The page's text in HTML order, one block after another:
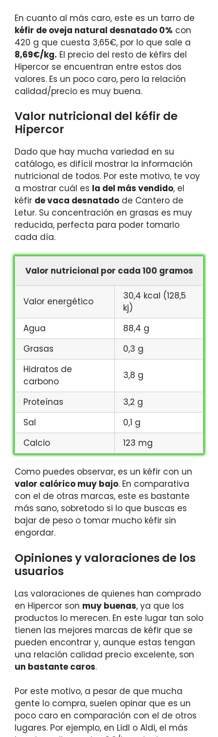
En cuanto al más caro, este es un tarro de
kéfir de oveja natural desnatado 0% con
420 g que cuesta 3,65€, por lo que sale a
8,69€/kg. El precio del resto de kéfirs del
Hipercor se encuentran entre estos dos
valores. Es un poco caro, pero la relación
calidad/precio es muy buena.
Valor nutricional del kéfir de
Hipercor
Dado que hay mucha variedad en su
catálogo, es difícil mostrar la información
nutricional de todos. Por este motivo, te voy
a mostrar cuál es la del más vendido, el
kéfir de vaca desnatado de Cantero de
Letur. Su concentración en grasas es muy
reducida, perfecta para poder tomarlo
cada día.
Valor nutricional por cada 100 gramos
Valor energético
30,4 kcal (128,5
kj)
Agua
88,4 g
Grasas
0,3 g
Hidratos de
carbono
3,8 g
Proteínas
3,2 g
Sal
0,1 g
Calcio
123 mg
Como puedes observar, es un kéfir con un
valor calórico muy bajo. En comparativa
con el de otras marcas, este es bastante
más sano, sobretodo si lo que buscas es
bajar de peso o tomar mucho kéfir sin
engordar.
Opiniones y valoraciones de los
usuarios
Las valoraciones de quienes han comprado
en Hipercor son muy buenas, ya que los
productos lo merecen. En este lugar tan solo
tienen las mejores marcas de kéfir que se
pueden encontrar y, aunque estas tengan
una relación calidad precio excelente, son
un bastante caros.
Por este motivo, a pesar de que mucha
gente lo compra, suelen opinar que es un
poco caro en comparación con el de otros
lugares. Por ejemplo, en Lidl o Aldi, el más